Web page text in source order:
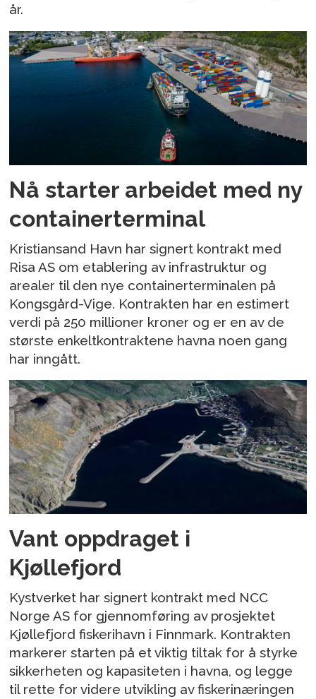
år.
Nå starter arbeidet med ny
containerterminal
Kristiansand Havn har signert kontrakt med
Risa AS om etablering av infrastruktur og
arealer til den nye containerterminalen på
Kongsgård-Vige. Kontrakten har en estimert
verdi på 250 millioner kroner og er en av de
største enkeltkontraktene havna noen gang
har inngått.
Vant oppdraget i
Kjøllefjord
Kystverket har signert kontrakt med NCC
Norge AS for gjennomføring av prosjektet
Kjøllefjord fiskerihavn i Finnmark. Kontrakten
markerer starten på et viktig tiltak for å styrke
sikkerheten og kapasiteten i havna, og legge
til rette for videre utvikling av fiskerinæringen